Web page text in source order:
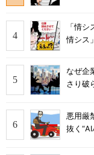
「情
情シス
なぜ企
さり破
悪用厳
抜く